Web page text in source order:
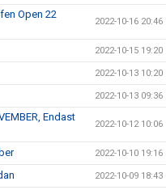
Open 22
2022-10-16 20:46
2022-10-15 19:20
2022-10-13 10:20
2022-10-13 09:36
Endast
2022-10-12 10:06
2022-10-10 19:16
2022-10-09 18:43